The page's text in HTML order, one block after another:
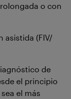
o con
asistida (FIV/
de
el principio
el más